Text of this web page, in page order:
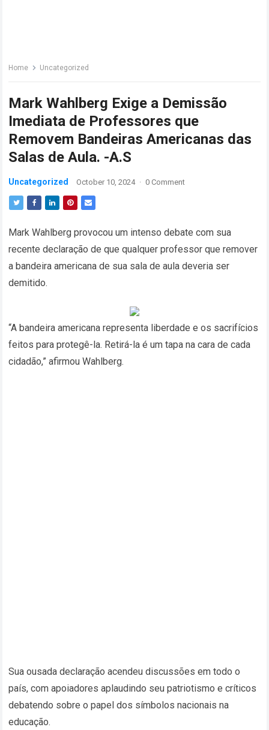
Home Uncategorized
Mark Wahlberg Exige a Demissão
Imediata de Professores que
Removem Bandeiras Americanas das
Salas de Aula. -A.S
Uncategorized October 10, 2024 · 0 Comment
Mark Wahlberg provocou um intenso debate com sua
recente declaração de que qualquer professor que remover
a bandeira americana de sua sala de aula deveria ser
demitido.
“A bandeira americana representa liberdade e os sacrifícios
feitos para protegê-la. Retirá-la é um tapa na cara de cada
cidadão,” afirmou Wahlberg.
Sua ousada declaração acendeu discussões em todo o
país, com apoiadores aplaudindo seu patriotismo e críticos
debatendo sobre o papel dos símbolos nacionais na
educação.